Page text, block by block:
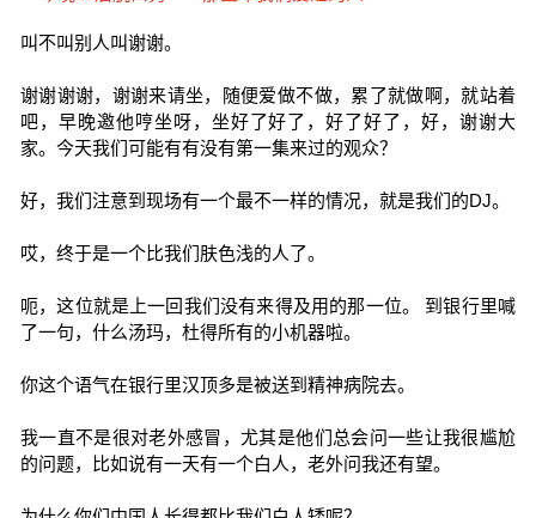
叫不叫别人叫谢谢。
谢谢谢谢，谢谢来请坐，随便爱做不做，累了就做啊，就站着
吧，早晚邀他哼坐呀，坐好了好了，好了好了，好，谢谢大
家。今天我们可能有有没有第一集来过的观众？
好，我们注意到现场有一个最不一样的情况，就是我们的DJ。
哎，终于是一个比我们肤色浅的人了。
呃，这位就是上一回我们没有来得及用的那一位。 到银行里喊
了一句，什么汤玛，杜得所有的小机器啦。
你这个语气在银行里汉顶多是被送到精神病院去。
我一直不是很对老外感冒，尤其是他们总会问一些让我很尴尬
的问题，比如说有一天有一个白人，老外问我还有望。